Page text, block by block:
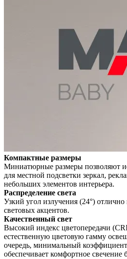
Компактные размеры
Миниатюрные размеры позволяют
для местной подсветки зеркал,
небольших элементов интерьера.
Распределение света
Узкий угол излучения (24°) отлично
световых акцентов.
Качественный свет
Высокий индекс цветопередачи
естественную цветовую гамму
очередь, минимальный
обеспечивает комфортное свечение